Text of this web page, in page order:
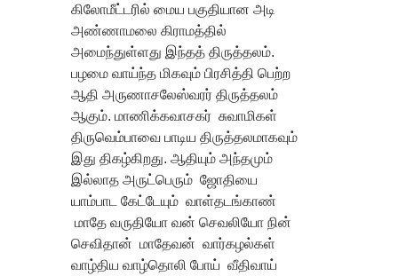
கிலோமீட்டரில் மைய பகுதியான அடி
அண்ணாமலை கிராமத்தில்
அமைந்துள்ளது இந்தத் திருத்தலம்.
பழமை வாய்ந்த மிகவும் பிரசித்தி பெற்ற
ஆதி அருணாசலேஸ்வரர் திருத்தலம்
ஆகும். மாணிக்கவாசகர் சுவாமிகள்
திருவெம்பாவை பாடிய திருத்தலமாகவும்
இது திகழ்கிறது. ஆதியும் அந்தமும்
இல்லாத அருட்பெரும் ஜோதியை
யாம்பாட கேட்டேயும் வாள்தடங்காண்
மாதே வருதியோ வன் செவலியோ நின்
செவிதான் மாதேவன் வார்கழல்கள்
வாழ்திய வாழ்தொலி போய் வீதிவாய்